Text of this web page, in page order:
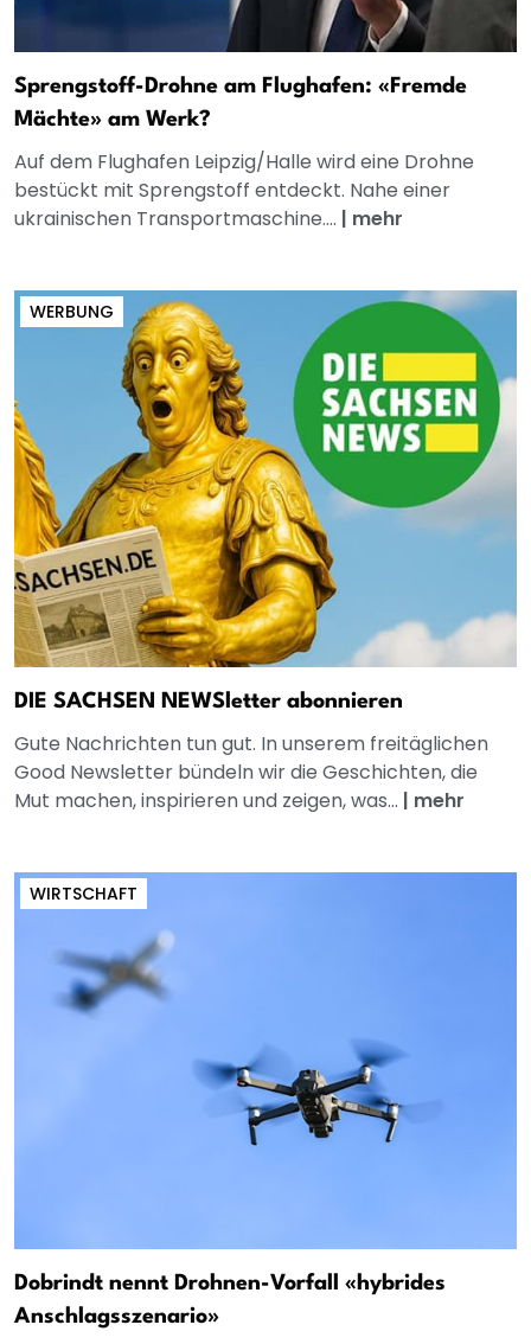
Sprengstoff-Drohne am Flughafen: «Fremde
Mächte» am Werk?
Auf dem Flughafen Leipzig/Halle wird eine Drohne
bestückt mit Sprengstoff entdeckt. Nahe einer
ukrainischen Transportmaschine.... | mehr
WERBUNG
DIE SACHSEN NEWSletter abonnieren
Gute Nachrichten tun gut. In unserem freitäglichen
Good Newsletter bündeln wir die Geschichten, die
Mut machen, inspirieren und zeigen, was... | mehr
WIRTSCHAFT
Dobrindt nennt Drohnen-Vorfall «hybrides
Anschlagsszenario»